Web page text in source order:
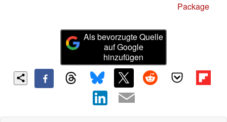
Package
Als bevorzugte Quelle
auf Google
hinzufügen